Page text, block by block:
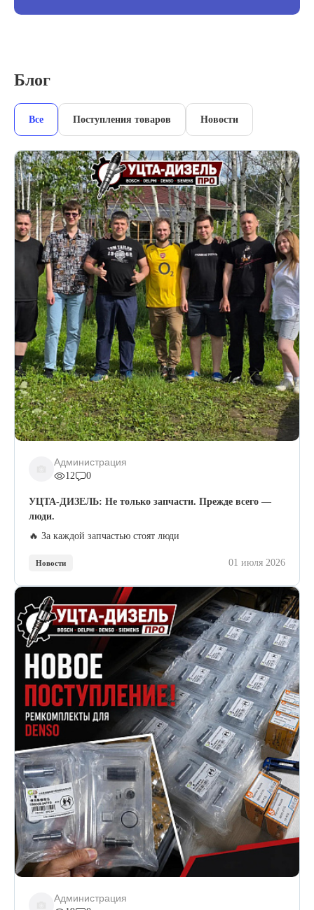
Блог
Все Поступления товаров Новости
Администрация
12 0
УЦТА-ДИЗЕЛЬ: Не только запчасти. Прежде всего —
люди.
🔥 За каждой запчастью стоят люди
Новости 01 июля 2026
Администрация